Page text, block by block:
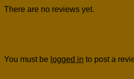
There are no reviews yet.
You must be logged in to post a